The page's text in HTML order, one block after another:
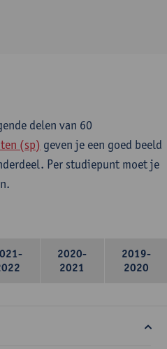
delen van 60
(sp) geven je een goed beeld
Per studiepunt moet je
2020-
2021
2019-
2020